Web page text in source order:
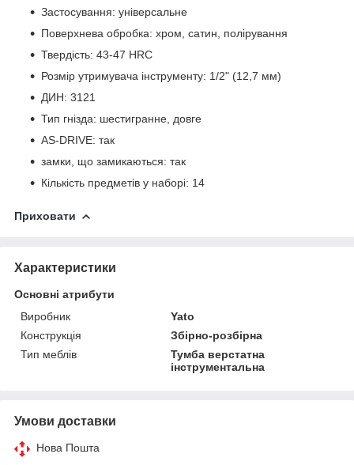
Застосування: універсальне
Поверхнева обробка: хром, сатин, полірування
Твердість: 43-47 HRC
Розмір утримувача інструменту: 1/2" (12,7 мм)
ДИН: 3121
Тип гнізда: шестигранне, довге
AS-DRIVE: так
замки, що замикаються: так
Кількість предметів у наборі: 14
Приховати
Характеристики
Основні атрибути
Виробник
Yato
Конструкція
Збірно-розбірна
Тип меблів
Тумба верстатна
інструментальна
Умови доставки
Нова Пошта